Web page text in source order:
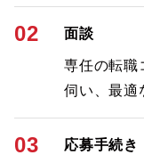
02 面談
専任の転職
伺い、最適
03 応募手続き